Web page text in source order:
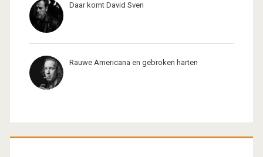
Daar komt David Sven
Rauwe Americana en gebroken harten